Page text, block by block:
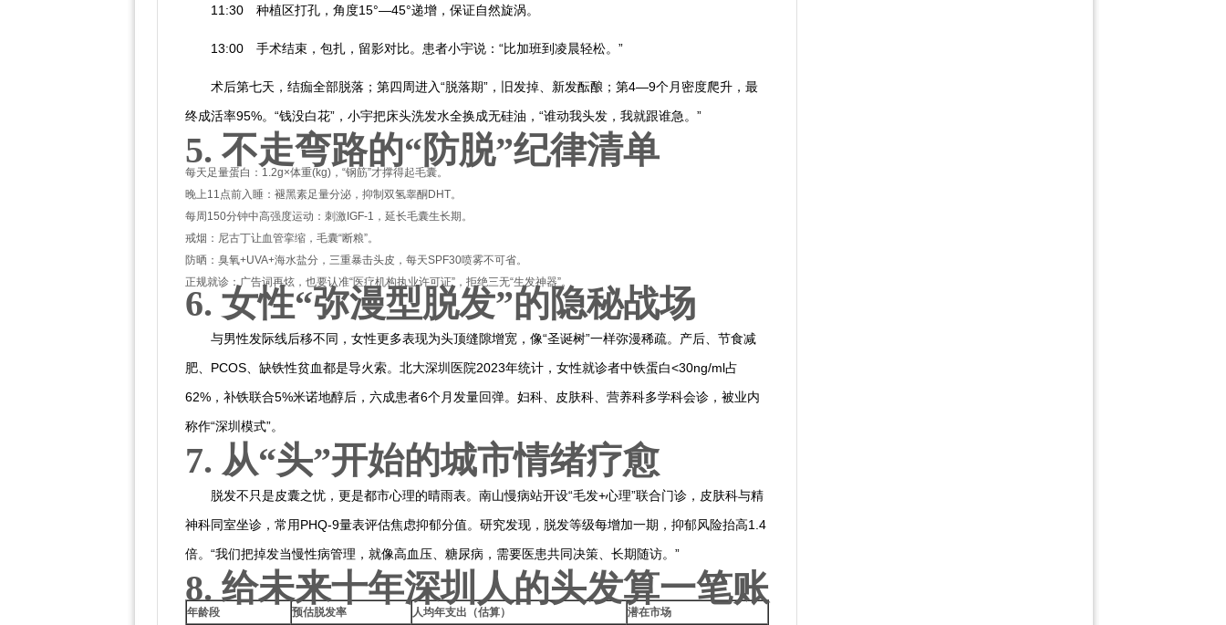
11:30 种植区打孔，角度15°—45°递增，保证自然旋涡。
13:00 手术结束，包扎，留影对比。患者小宇说：“比加班到凌晨轻松。”
术后第七天，结痂全部脱落；第四周进入“脱落期”，旧发掉、新发酝酿；第4—9个月密度爬升，最
终成活率95%。“钱没白花”，小宇把床头洗发水全换成无硅油，“谁动我头发，我就跟谁急。”
5. 不走弯路的“防脱”纪律清单
每天足量蛋白：1.2g×体重(kg)，“钢筋”才撑得起毛囊。
晚上11点前入睡：褪黑素足量分泌，抑制双氢睾酮DHT。
每周150分钟中高强度运动：刺激IGF-1，延长毛囊生长期。
戒烟：尼古丁让血管挛缩，毛囊“断粮”。
防晒：臭氧+UVA+海水盐分，三重暴击头皮，每天SPF30喷雾不可省。
正规就诊：广告词再炫，也要认准“医疗机构执业许可证”，拒绝三无“生发神器”。
6. 女性“弥漫型脱发”的隐秘战场
与男性发际线后移不同，女性更多表现为头顶缝隙增宽，像“圣诞树”一样弥漫稀疏。产后、节食减
肥、PCOS、缺铁性贫血都是导火索。北大深圳医院2023年统计，女性就诊者中铁蛋白<30ng/ml占
62%，补铁联合5%米诺地醇后，六成患者6个月发量回弹。妇科、皮肤科、营养科多学科会诊，被业内
称作“深圳模式”。
7. 从“头”开始的城市情绪疗愈
脱发不只是皮囊之忧，更是都市心理的晴雨表。南山慢病站开设“毛发+心理”联合门诊，皮肤科与精
神科同室坐诊，常用PHQ-9量表评估焦虑抑郁分值。研究发现，脱发等级每增加一期，抑郁风险抬高1.4
倍。“我们把掉发当慢性病管理，就像高血压、糖尿病，需要医患共同决策、长期随访。”
8. 给未来十年深圳人的头发算一笔账
年龄段 预估脱发率 人均年支出（估算） 潜在市场